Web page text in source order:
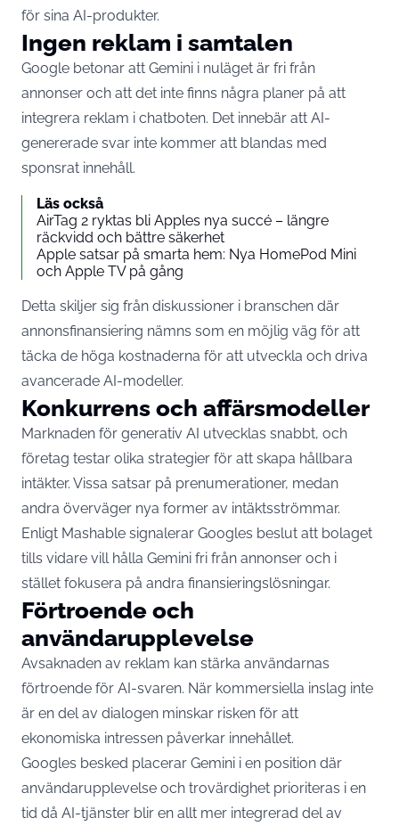
för sina AI-produkter.
Ingen reklam i samtalen
Google betonar att Gemini i nuläget är fri från
annonser och att det inte finns några planer på att
integrera reklam i chatboten. Det innebär att AI-
genererade svar inte kommer att blandas med
sponsrat innehåll.
Läs också
AirTag 2 ryktas bli Apples nya succé – längre
räckvidd och bättre säkerhet
Apple satsar på smarta hem: Nya HomePod Mini
och Apple TV på gång
Detta skiljer sig från diskussioner i branschen där
annonsfinansiering nämns som en möjlig väg för att
täcka de höga kostnaderna för att utveckla och driva
avancerade AI-modeller.
Konkurrens och affärsmodeller
Marknaden för generativ AI utvecklas snabbt, och
företag testar olika strategier för att skapa hållbara
intäkter. Vissa satsar på prenumerationer, medan
andra överväger nya former av intäktsströmmar.
Enligt Mashable signalerar Googles beslut att bolaget
tills vidare vill hålla Gemini fri från annonser och i
stället fokusera på andra finansieringslösningar.
Förtroende och
användarupplevelse
Avsaknaden av reklam kan stärka användarnas
förtroende för AI-svaren. När kommersiella inslag inte
är en del av dialogen minskar risken för att
ekonomiska intressen påverkar innehållet.
Googles besked placerar Gemini i en position där
användarupplevelse och trovärdighet prioriteras i en
tid då AI-tjänster blir en allt mer integrerad del av